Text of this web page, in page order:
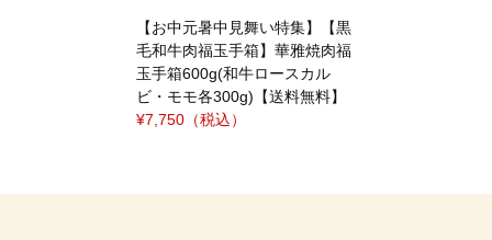
【お中元暑中見舞い特集】【黒
毛和牛肉福玉手箱】華雅焼肉福
玉手箱600g(和牛ロースカル
ビ・モモ各300g)【送料無料】
¥7,750 （税込）